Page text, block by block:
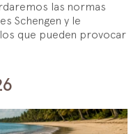
las normas
Schengen y le
que pueden provocar